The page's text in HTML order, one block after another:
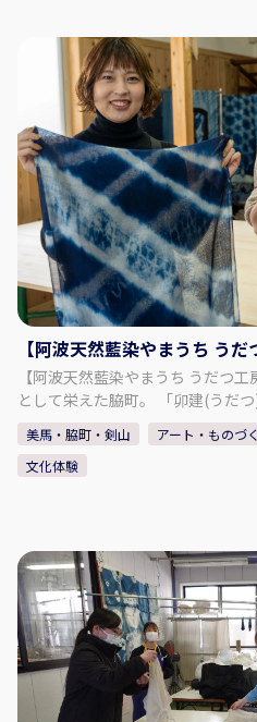
完成には2か月ほどかかります。
れる方へはお電話を差し上げま
次発送させていただきます。別
用）がかかります。 【大谷焼 陶業会館（梅里窯）について】 ◇
住所 徳島県鳴門市大麻町大谷字道の上30-1 ◇ア
島県道12号線沿い、徳島大正銀行
谷駅より徒歩8分 バス：徳島バ
歩2分 ◇駐車場 あり ◇TEL 088-689-0048 ◇営業時間・定休日
営業日：毎日 営業時間：9:00 ~ 17:00 ◇SNS インスタグ
https://www.instagram.com/
https://www.facebook.com/
ェブサイト https://
だけの半袖Tシャツを染め上げる
見学にお越し下さい。 - - - - - - - - - - - プラン内容 - - - - - - - - -
- - - - - 半袖Tシャツ（1枚）の藍染体験 ・真っ白なTシャツを
染めることができます。 ・思い
がるよう、スタッフが丁寧にレ
上がった作品は、当日お持ち帰りいただけ
織」工場内見学 ・伝統工芸品「
案内いたします。 ・歴史ある木
は珍しい手織機の体験をすることができます。
尾織布 〒779-3121 徳島県徳島市
【阿波天然藍染やまうち う
【阿波天然藍染やまうち うだつ
として栄えた脇町。 「卯建(うだ
ることから、「うだつの町並み」
この脇町うだつの町並みにたたず
気軽に体験してみませんか。 藍は
と呼ばれる昔ながらの技法でつ
付け、染色、洗い 完成品はビニ
りいただき、ご自宅で干していた
サポートしますので、気軽にご参加くださ
チ-小サイズ（綿100％またはタオ
サイズ（タオル地※フェイスタオ
す）：1,650円 スカーフ：4,400
1,650円 靴下：2,200円 ◇時間・期間 体験可能な日： 月、水、
美馬・脇町・剣山 アート・ものづ
文化体験